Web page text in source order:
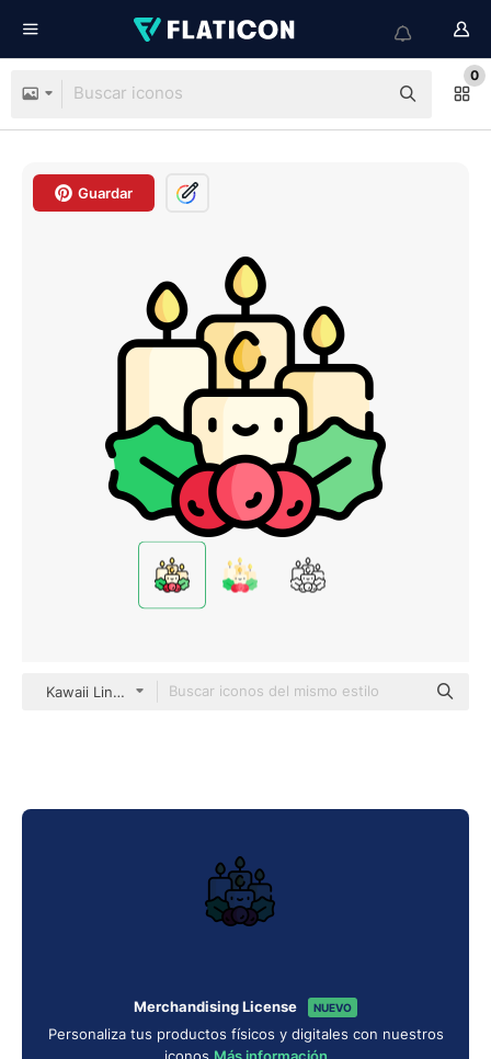
0
Guardar
Kawaii Lineal color
Merchandising License NUEVO
Personaliza tus productos físicos y digitales con nuestros